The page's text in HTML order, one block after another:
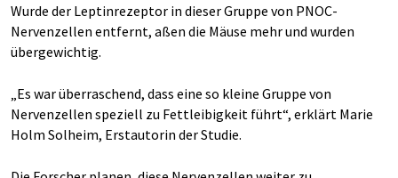
Wurde der Leptinrezeptor in dieser Gruppe von PNOC-
Nervenzellen entfernt, aßen die Mäuse mehr und wurden
übergewichtig.
„Es war überraschend, dass eine so kleine Gruppe von
Nervenzellen speziell zu Fettleibigkeit führt“, erklärt Marie
Holm Solheim, Erstautorin der Studie.